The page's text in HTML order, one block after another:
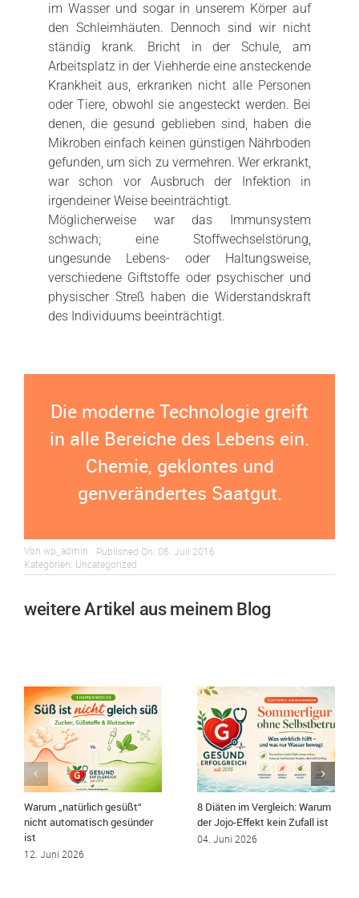
im Wasser und sogar in unserem Körper auf
den Schleimhäuten. Dennoch sind wir nicht
ständig krank. Bricht in der Schule, am
Arbeitsplatz in der Viehherde eine ansteckende
Krankheit aus, erkranken nicht alle Personen
oder Tiere, obwohl sie angesteckt werden. Bei
denen, die gesund geblieben sind, haben die
Mikroben einfach keinen günstigen Nährboden
gefunden, um sich zu vermehren. Wer erkrankt,
war schon vor Ausbruch der Infektion in
irgendeiner Weise beeinträchtigt.
Möglicherweise war das Immunsystem
schwach; eine Stoffwechselstörung,
ungesunde Lebens- oder Haltungsweise,
verschiedene Giftstoffe oder psychischer und
physischer Streß haben die Widerstandskraft
des Individuums beeinträchtigt.
Die moderne Technologie greift
in alle Bereiche des Lebens ein.
Chemie, geklontes und
genverändertes Saatgut.
Von wp_admin
Published On: 06. Juli 2016
Kategorien: Uncategorized
weitere Artikel aus meinem Blog
Warum „natürlich gesüßt“
nicht automatisch gesünder
ist
12. Juni 2026
8 Diäten im Vergleich: Warum
der Jojo-Effekt kein Zufall ist
04. Juni 2026